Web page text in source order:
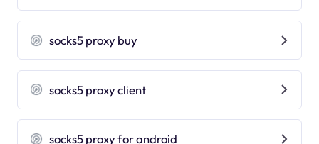
socks5 proxy buy
socks5 proxy client
socks5 proxy for android